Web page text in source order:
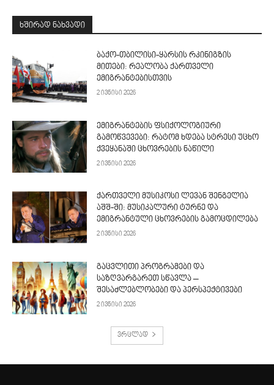
ᲮᲨᲘᲠᲐᲓ ᲜᲐᲮᲕᲐᲓᲘ
ბაქო-თბილისი-ყარსის რკინიგზის
მითები: რეალობა ქართველი
ემიგრანტებისთვის
2 ივნისი 2026
ემიგრანტების ფსიქოლოგიური
გამოწვევები: რატომ ხდება სტრესი უცხო
ქვეყანაში ცხოვრების ნაწილი
2 ივნისი 2026
ქართველი მუსიკოსი ლევან შენგელია
აშშ-ში: მუსიკალური ტურნე და
ემიგრანტული ცხოვრების გამოცდილება
2 ივნისი 2026
გაცვლითი პროგრამები და
საზღვარგარეთ სწავლა –
შესაძლებლობები და პერსპექტივები
2 ივნისი 2026
ვრცლად